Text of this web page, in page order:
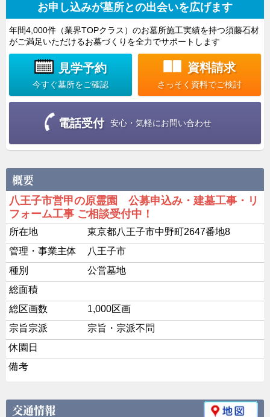
お申し込みが墓所との出会いを広げます
年間4,000件（業界TOPクラス）のお墓所施工実績を持つ須藤石材
がご満足いただけるお墓づくりを全力でサポートします
見学予約
今すぐ墓所をご確認
資料請求
さっそく資料でご検討
電話受付 安心・気軽にお問い合わせ
八王子市営甲の原霊園 公募申込み・建墓工事・リ
フォーム工事 ご相談受付中！
所在地
東京都八王子市中野町2647番地8
管理・事業主体
八王子市
種別
公営墓地
総面積
総区画数
1,000区画
宗旨宗派
宗旨・宗派不問
休園日
備考
交通情報